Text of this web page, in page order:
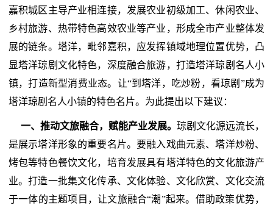
嘉积城区主导产业相连接，发展农业初级加工、休闲农业、
乡村旅游、热带特色高效农业等产业，形成全市产业整体发
展的链条。塔洋，毗邻嘉积，应发挥镇域地理位置优势，凸
显塔洋琼剧文化特色，深度融合旅游，打造塔洋琼剧名人小
镇，打造新型消费业态。让“到塔洋，吃炒粉，看琼剧”成为
塔洋琼剧名人小镇的特色名片。为此提出以下建议：
一、推动文旅融合，赋能产业发展。 琼剧文化源远流长，
是展示塔洋形象的重要名片。要融入戏曲元素、塔洋炒粉、
烤包等特色餐饮文化，培育发展具有塔洋特色的文化旅游产
业。打造一批集文化传承、文化体验、文化欣赏、文化交流
于一体的主题项目，让文旅融合“潮”起来。借助政策优势，